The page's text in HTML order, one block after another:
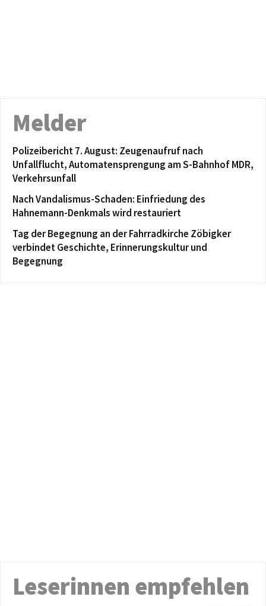
Melder
Polizeibericht 7. August: Zeugenaufruf nach
Unfallflucht, Automatensprengung am S-Bahnhof MDR,
Verkehrsunfall
Nach Vandalismus-Schaden: Einfriedung des
Hahnemann-Denkmals wird restauriert
Tag der Begegnung an der Fahrradkirche Zöbigker
verbindet Geschichte, Erinnerungskultur und
Begegnung
Leserinnen empfehlen